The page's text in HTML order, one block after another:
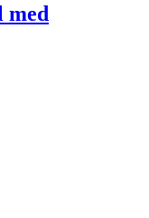
med